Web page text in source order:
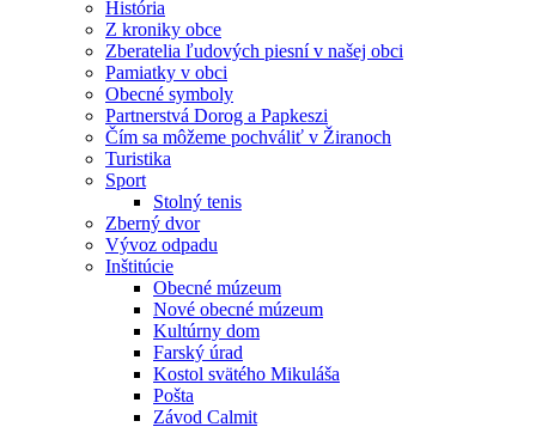
História
Z kroniky obce
Zberatelia ľudových piesní v našej obci
Pamiatky v obci
Obecné symboly
Partnerstvá Dorog a Papkeszi
Čím sa môžeme pochváliť v Žiranoch
Turistika
Sport
Stolný tenis
Zberný dvor
Vývoz odpadu
Inštitúcie
Obecné múzeum
Nové obecné múzeum
Kultúrny dom
Farský úrad
Kostol svätého Mikuláša
Pošta
Závod Calmit